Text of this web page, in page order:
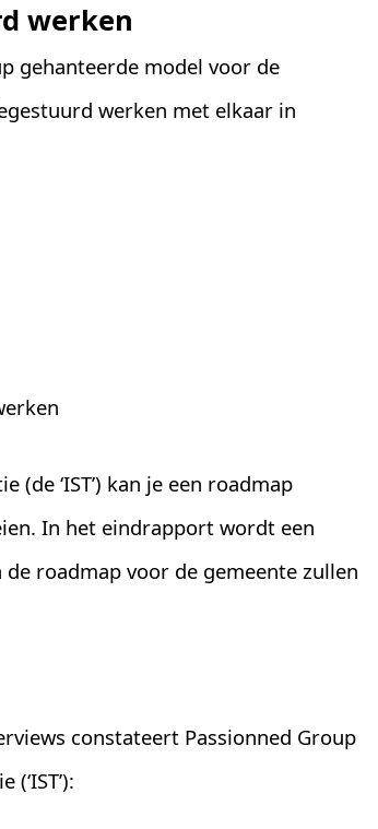
werken
gehanteerde model voor de
werken met elkaar in
‘IST’) kan je een roadmap
In het eindrapport wordt een
roadmap voor de gemeente zullen
constateert Passionned Group